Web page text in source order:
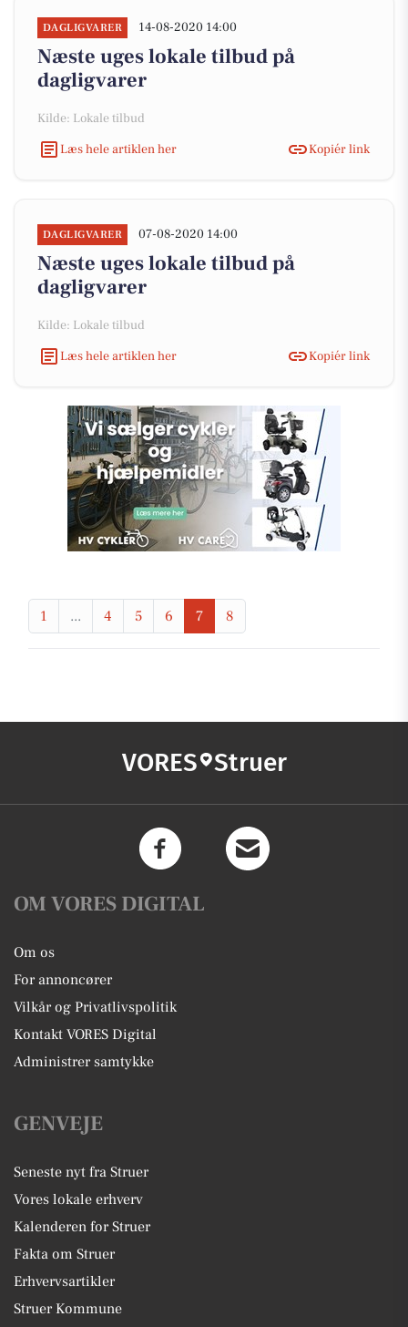
DAGLIGVARER 14-08-2020 14:00
Næste uges lokale tilbud på
dagligvarer
Kilde: Lokale tilbud
Læs hele artiklen her
Kopiér link
DAGLIGVARER 07-08-2020 14:00
Næste uges lokale tilbud på
dagligvarer
Kilde: Lokale tilbud
Læs hele artiklen her
Kopiér link
1 ... 4 5 6 7 8
VORES Struer
OM VORES DIGITAL
Om os
For annoncører
Vilkår og Privatlivspolitik
Kontakt VORES Digital
Administrer samtykke
GENVEJE
Seneste nyt fra Struer
Vores lokale erhverv
Kalenderen for Struer
Fakta om Struer
Erhvervsartikler
Struer Kommune